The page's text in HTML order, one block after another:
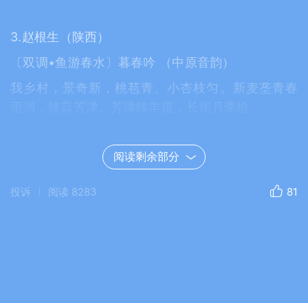
3.赵根生（陕西）
〔双调•鱼游春水〕暮春吟 （中原音韵）
我乡村，景奇新，桃苞青、小杏枝匀。新麦垄青春
4.王巨山（吉林）
阅读剩余部分
投诉 阅读 8283 81